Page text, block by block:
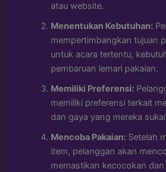
atau website.
Menentukan Kebutuhan:
mempertimbangkan tujuan
untuk acara tertentu,
pembaruan lemari pakaian.
Memiliki Preferensi:
memiliki preferensi terkait
dan gaya yang mereka
Mencoba Pakaian: Setelah
item, pelanggan akan
memastikan kecocokan